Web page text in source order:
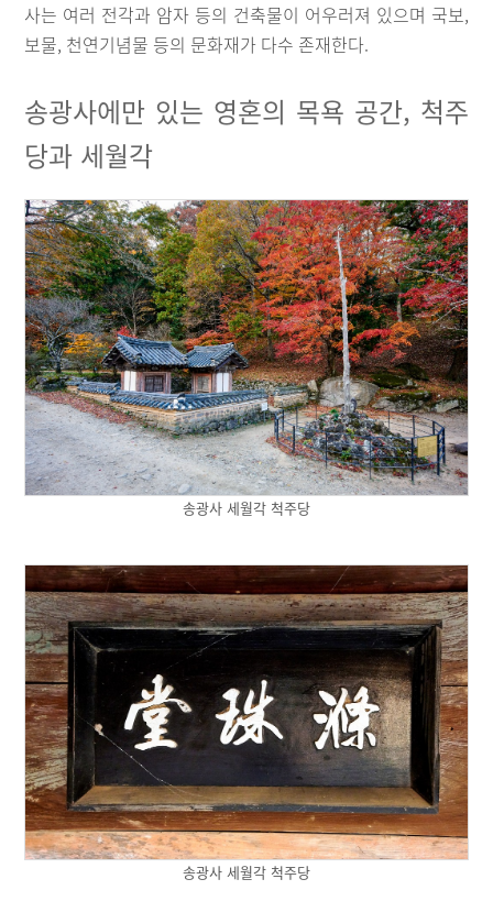
사는 여러 전각과 암자 등의 건축물이 어우러져 있으며 국보,
보물, 천연기념물 등의 문화재가 다수 존재한다.
송광사에만 있는 영혼의 목욕 공간, 척주
당과 세월각
송광사 세월각 척주당
송광사 세월각 척주당